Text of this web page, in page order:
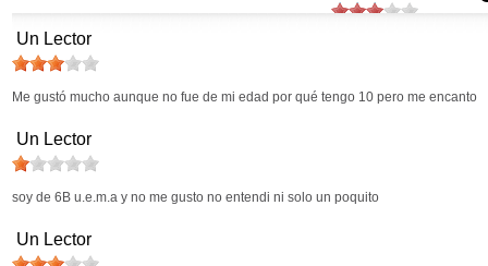
Un Lector
Me gustó mucho aunque no fue de mi edad por qué tengo 10 pero me encanto
Un Lector
soy de 6B u.e.m.a y no me gusto no entendi ni solo un poquito
Un Lector